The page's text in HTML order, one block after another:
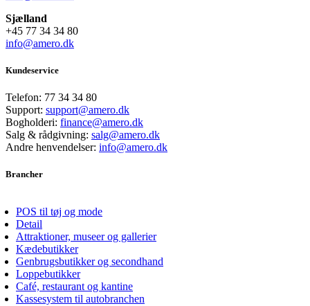
Sjælland
+45 77 34 34 80
info@amero.dk
Kundeservice
Telefon: 77 34 34 80
Support: support@amero.dk
Bogholderi: finance@amero.dk
Salg & rådgivning: salg@amero.dk
Andre henvendelser: info@amero.dk
Brancher
POS til tøj og mode
Detail
Attraktioner, museer og gallerier
Kædebutikker
Genbrugsbutikker og secondhand
Loppebutikker
Café, restaurant og kantine
Kassesystem til autobranchen